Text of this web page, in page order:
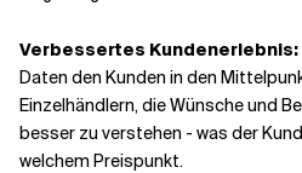
Verbessertes Kundenerlebnis:
Daten den Kunden in den
Einzelhändlern, die Wünsche und
besser zu verstehen - was der
welchem Preispunkt.